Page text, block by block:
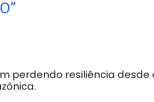
perdendo resiliência desde